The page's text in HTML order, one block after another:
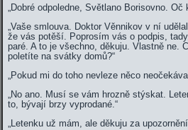
„Dobré odpoledne, Světlano Borisovno. Oč
„Vaše smlouva. Doktor Věnnikov v ní
že vás potěší. Poprosím vás o podpis,
paré. A to je všechno, děkuju. Vlastně ne.
poletíte na svátky domů?“
„Pokud mi do toho nevleze něco
„No ano. Musí se vám hrozně stýskat.
to, bývají brzy vyprodané.“
„Letenku už mám, ale děkuju za